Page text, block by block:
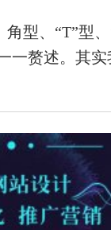
型、“T”型
一赘述。其